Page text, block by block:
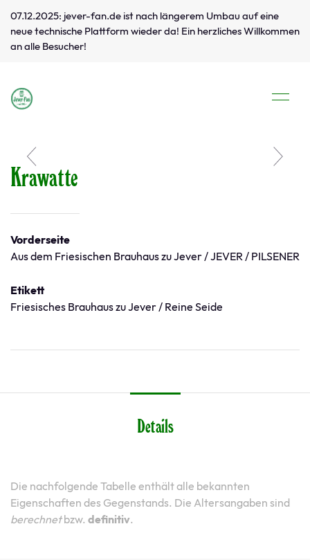
07.12.2025: jever-fan.de ist nach längerem Umbau auf eine
neue technische Plattform wieder da! Ein herzliches Willkommen
an alle Besucher!
Krawatte
Vorderseite
Aus dem Friesischen Brauhaus zu Jever / JEVER / PILSENER
Etikett
Friesisches Brauhaus zu Jever / Reine Seide
Details
Die nachfolgende Tabelle enthält alle bekannten
Eigenschaften des Gegenstands. Die Altersangaben sind
berechnetbzw. definitiv.